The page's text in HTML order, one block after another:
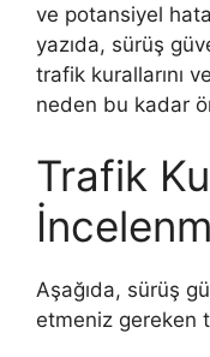
ve potansiyel
yazıda, sürüş
trafik kurallarını
neden bu kadar
Trafik
Aşağıda, sürüş
etmeniz gereken